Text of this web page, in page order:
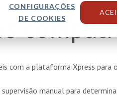
CONFIGURAÇÕES
DE COOKIES
com a plataforma Xpress
manual para